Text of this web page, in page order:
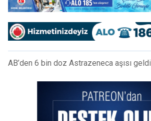
AB’den 6 bin doz Astrazeneca aşısı geldi